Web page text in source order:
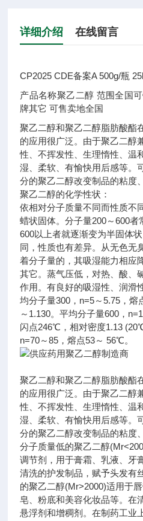
详细介绍 在线留言
CP2025 CDE备案A 500g/瓶
产品名称聚乙二醇 范围全国
牌其它 可售卖地全国
聚乙二醇和聚乙二醇脂肪酸酯
的应用很广泛。由于聚乙二醇
性、不挥发性、生理惰性、温
湿、柔软、有愉快用后感等。
分的聚乙二醇改变制品的粘度
聚乙二醇的化学性状：
依相对分子质量不同而性质不
蜡状固体。分子量200～600
600以上者就逐渐变为半固体
同，性质也有差异。从无色无
着分子量的，其吸湿能力相应
其它。蒸气压低，对热、酸、
作用。有良好的吸湿性、润滑
均分子量300，n=5～5.75，
～1.130。平均分子量600，
闪点246℃，相对密度1.13
n=70～85，熔点53～ 56℃。
聚乙二醇和聚乙二醇脂肪酸酯
的应用很广泛。由于聚乙二醇
性、不挥发性、生理惰性、温
湿、柔软、有愉快用后感等。
分的聚乙二醇改变制品的粘度
分子质量低的聚乙二醇
调节剂，用于膏霜、乳液、牙
清洗的护发制品，赋予头发有
的聚乙二醇(Mr>2000)适用于
皂、粉底和美容化妆品等。在
悬浮剂和增稠剂。在制药工业